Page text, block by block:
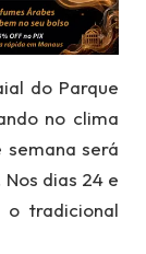
do Parque
no clima
será
dias 24 e
tradicional